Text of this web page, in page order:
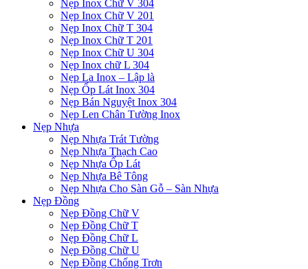
Nẹp Inox Chữ V 304
Nẹp Inox Chữ V 201
Nẹp Inox Chữ T 304
Nẹp Inox Chữ T 201
Nẹp Inox Chữ U 304
Nẹp Inox chữ L 304
Nẹp La Inox – Lập là
Nẹp Ốp Lát Inox 304
Nẹp Bán Nguyệt Inox 304
Nẹp Len Chân Tường Inox
Nẹp Nhựa
Nẹp Nhựa Trát Tường
Nẹp Nhựa Thạch Cao
Nẹp Nhựa Ốp Lát
Nẹp Nhựa Bê Tông
Nẹp Nhựa Cho Sàn Gỗ – Sàn Nhựa
Nẹp Đồng
Nẹp Đồng Chữ V
Nẹp Đồng Chữ T
Nẹp Đồng Chữ L
Nẹp Đồng Chữ U
Nẹp Đồng Chống Trơn